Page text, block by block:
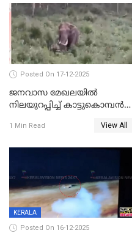
Posted On 17-12-2025
ജനവാസ മേഖലയില്‍
നിലയുറപ്പിച്ച് കാട്ടുകൊമ്പന്‍
1 Min Read View All
KERALA
Posted On 16-12-2025